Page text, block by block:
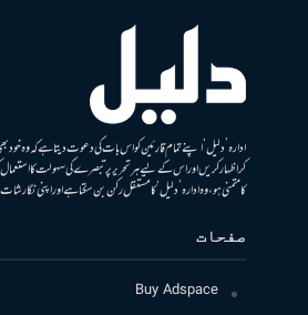
ادارہ ’دلیل‘ اپنے تمام قارئین کو اس بات کی دعوت دیتا ہے کہ وہ خود
کر اظہار کریں اور اس کے لیے ہر تحریر پر تبصرے کی سہولت کا
کا متمنی ہو، وہ ادارہ ’دلیل‘ کا مستقل رکن بن سکتا ہے اور اپنی
صفحات
Buy Adspace